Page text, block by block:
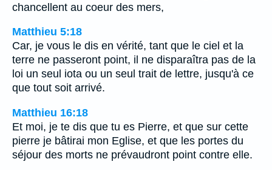
chancellent au coeur des mers,
Matthieu 5:18
Car, je vous le dis en vérité, tant que le ciel et la
terre ne passeront point, il ne disparaîtra pas de la
loi un seul iota ou un seul trait de lettre, jusqu'à ce
que tout soit arrivé.
Matthieu 16:18
Et moi, je te dis que tu es Pierre, et que sur cette
pierre je bâtirai mon Eglise, et que les portes du
séjour des morts ne prévaudront point contre elle.